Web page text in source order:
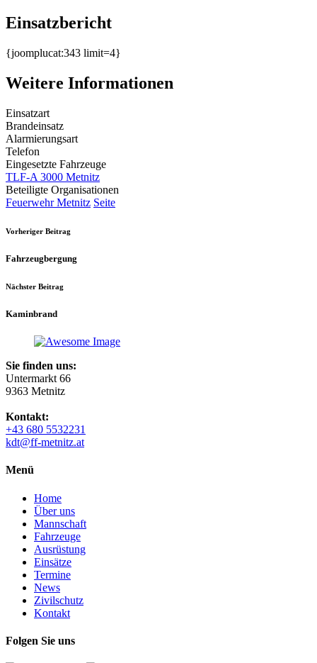
Einsatzbericht
{joomplucat:343 limit=4}
Weitere Informationen
Einsatzart
Brandeinsatz
Alarmierungsart
Telefon
Eingesetzte Fahrzeuge
TLF-A 3000 Metnitz
Beteiligte Organisationen
Feuerwehr Metnitz Seite
Vorheriger Beitrag
Fahrzeugbergung
Nächster Beitrag
Kaminbrand
Sie finden uns:
Untermarkt 66
9363 Metnitz
Kontakt:
+43 680 5532231
kdt@ff-metnitz.at
Menü
Home
Über uns
Mannschaft
Fahrzeuge
Ausrüstung
Einsätze
Termine
News
Zivilschutz
Kontakt
Folgen Sie uns